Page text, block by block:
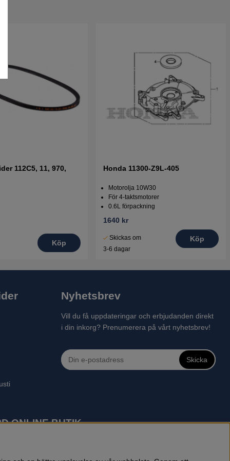
112C5, 11, 970,
Köp
Honda 11300-Z9L-405
Motorolja 10W30
För 4-taktsmotorer
0.6L förpackning
1640 kr
Skickas om
3-6 dagar
Köp
Nyhetsbrev
Vill du få uppdateringar och erbjudanden direkt
i din inkorg? Prenumerera på vårt nyhetsbrev!
Skicka
ONLINE BUTIK
motorsågar, röjsågar, trimmers, riders,